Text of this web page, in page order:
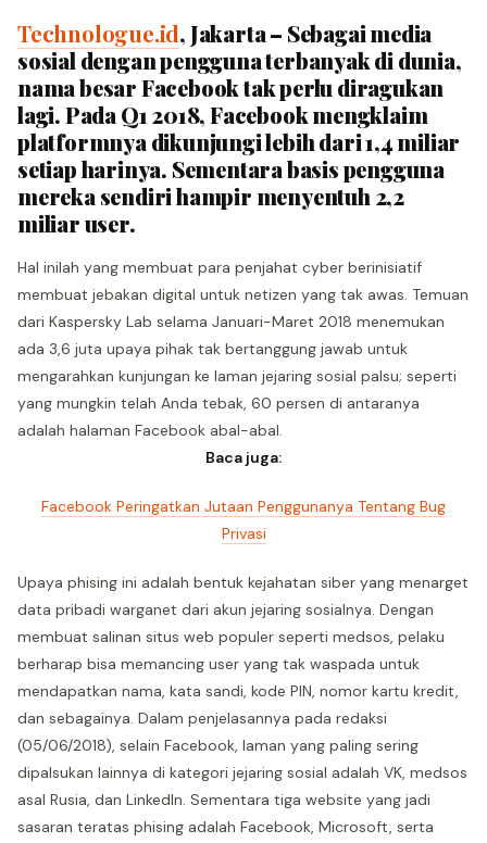
Technologue.id, Jakarta – Sebagai media
sosial dengan pengguna terbanyak di dunia,
nama besar Facebook tak perlu diragukan
lagi. Pada Q1 2018, Facebook mengklaim
platformnya dikunjungi lebih dari 1,4 miliar
setiap harinya. Sementara basis pengguna
mereka sendiri hampir menyentuh 2,2
miliar user.
Hal inilah yang membuat para penjahat cyber berinisiatif
membuat jebakan digital untuk netizen yang tak awas. Temuan
dari Kaspersky Lab selama Januari-Maret 2018 menemukan
ada 3,6 juta upaya pihak tak bertanggung jawab untuk
mengarahkan kunjungan ke laman jejaring sosial palsu; seperti
yang mungkin telah Anda tebak, 60 persen di antaranya
adalah halaman Facebook abal-abal.
Baca juga:
Facebook Peringatkan Jutaan Penggunanya Tentang Bug
Privasi
Upaya phising ini adalah bentuk kejahatan siber yang menarget
data pribadi warganet dari akun jejaring sosialnya. Dengan
membuat salinan situs web populer seperti medsos, pelaku
berharap bisa memancing user yang tak waspada untuk
mendapatkan nama, kata sandi, kode PIN, nomor kartu kredit,
dan sebagainya. Dalam penjelasannya pada redaksi
(05/06/2018), selain Facebook, laman yang paling sering
dipalsukan lainnya di kategori jejaring sosial adalah VK, medsos
asal Rusia, dan LinkedIn. Sementara tiga website yang jadi
sasaran teratas phising adalah Facebook, Microsoft, serta